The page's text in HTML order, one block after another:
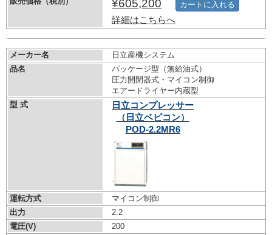
¥605,200
詳細はこちらへ
カートに入れる
メーカー名
日立産機システム
品名
パッケージ型（無給油式）
圧力開閉器式・マイコン制御
エアードライヤー内蔵型
型 式
日立コンプレッサー
（日立ベビコン）
POD-2.2MR6
運転方式
マイコン制御
出力
2.2
電圧(V)
200